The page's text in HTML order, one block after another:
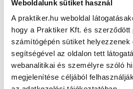
Weboldalunk sütiket használ
A praktiker.hu weboldal
hogy a Praktiker Kft. és szerződött
számítógépén sütiket helyezzenek
segítségével az oldalon tett
webanalitikai és személyre szóló
megjelenítése céljából
Oldal